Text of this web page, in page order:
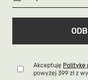
Akceptuję Politykę
powyżej 399 zł z